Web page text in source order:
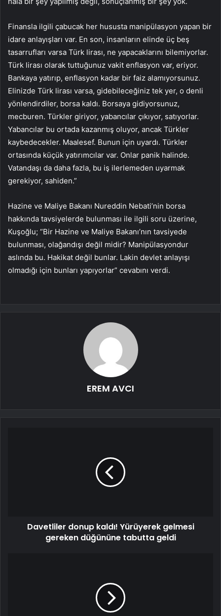
Finansla ilgili çabucak her hususta manipülasyon yapan bir
idare anlayışları var. En son, insanların elinde üç beş
tasarrufları varsa Türk lirası, ne yapacaklarını bilemiyorlar.
Türk lirası olarak tuttuğunuz vakit enflasyon var, eriyor.
Bankaya yatırıp, enflasyon kadar bir faiz alamıyorsunuz.
Elinizde Türk lirası varsa, gidebileceğiniz tek yer, o denli
yönlendirdiler, borsa kaldı. Borsaya gidiyorsunuz,
mecburen. Türkler giriyor, yabancılar çıkıyor, satıyorlar.
Yabancılar bu ortada kazanmış oluyor, ancak Türkler
kaybedecekler. Maalesef. Bunun için uyardı. Türkler
ortasında küçük yatırımcılar var. Onlar panik halinde.
Vatandaşı da daha fazla, bu iş ilerlemeden uyarmak
gerekiyor, sahiden.”
Hazine ve Maliye Bakanı Nureddin Nebati’nin borsa
hakkında tavsiyelerde bulunması ile ilgili soru üzerine,
Kuşoğlu; “Bir Hazine ve Maliye Bakanı’nın tavsiyede
bulunması, olağandışı değil midir? Manipülasyondur
aslında bu. Hakikat değil bunlar. Lakin devlet anlayışı
olmadığı için bunları yapıyorlar” cevabını verdi.
EREM AVCI
Davetliler donup kaldı! Yürüyerek gelmesi
gereken düğününe tabutta geldi